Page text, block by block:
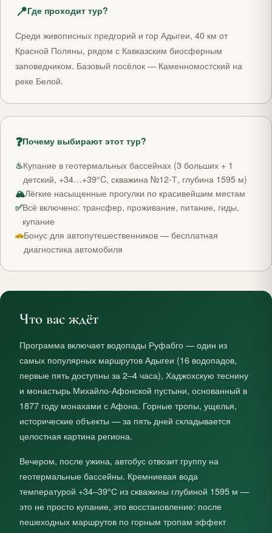
📍Где проходит тур?
Среди живописных предгорий и гор Адыгеи, 40 км от
Красной Поляны, рядом с Кавказским биосферным
заповедником. Базовый посёлок — Каменномостский на
реке Белой.
❓Почему выбирают этот тур?
♨Купание в геотермальных бассейнах (3 больших + 1
детский, +34…+39°C, скважина №12-Т, глубина 1595 м)
🏔Лёгкие насыщенные прогулки по красивейшим местам
✅Всё включено: трансфер, проживание, питание, гиды,
купание
🚗Бонус для автопутешественников — бесплатная
диагностика автомобиля
Что вас ждёт
Программа включает водопады Руфабго — один из
самых популярных маршрутов Адыгеи (16 водопадов,
первые пять доступны за 2–4 часа), Хаджохскую теснину
и монастырь Михайло-Афонской пустыни, основанный в
1877 году монахами с Афона. Горные тропы, ущелья,
исторические объекты — за пять дней складывается
целостная картина региона.
Вечером, после ужина, автобус отвозит группу на
геотермальные бассейны. Кремниевая вода
температурой +34–39°С из скважины глубиной 1595 м —
это не просто купание, это восстановление: после
пешеходных маршрутов по горным тропам эффект